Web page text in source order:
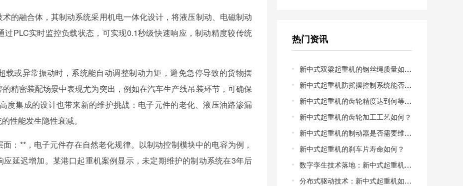
的融合体，其制动系统采用机电一体化设计，将液压制动、电磁制动
PLC实时监控负载状态，可实现0.1秒级快速响应，制动精度较传统
或异常振动时，系统能自动调整制动力矩，避免急停导致的货物摆
精密装配场景中表现尤为突出，例如在汽车生产线吊装环节，可确保
度集成的设计也带来新的维护挑战：电子元件的老化、液压油路渗漏
性能发生隐性衰减。
：**，电子元件存在自然老化规律。以制动控制模块中的电容为例，
延迟增加。某港口起重机案例显示，未定期维护的制动系统在3年后
热门资讯
新中式双梁起重机的钢丝绳质量如何？
新中式起重机防摇摆控制系统能否兼容老旧起重机电机？
新中式起重机的齿轮精度达到何等级？新中式起重机的齿轮精度等级解析
新中式起重机的齿轮加工工艺如何？
新中式起重机的制动器是否需要维护？
新中式起重机的刹车片寿命如何？
数字孪生技术落地：新中式起重机的虚拟调试能缩短多少交付周期？从物理样机到数字镜像，调试成本能否降低50%以上？
分布式驱动技术：新中式起重机如何告别“大马拉小车”的能耗困局？集中驱动vs分布式驱动，哪一种更适合中小型制造车间？